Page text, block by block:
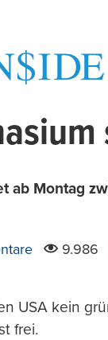
ab Montag
9.986
USA kein
frei.